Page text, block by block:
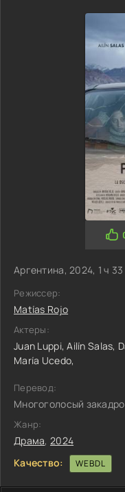
Аргентина, 2024, 1 ч
Режиссер:
Matías Rojo
Актеры:
Juan Luppi,Ailín Salas,
María Ucedo,
Перевод:
Многоголосый
Жанр:
Драма, 2024
Качество:
WEBDL